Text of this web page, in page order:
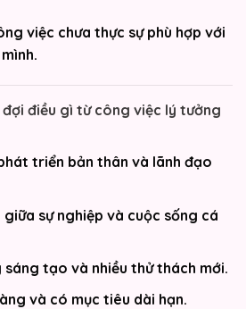
việc chưa thực sự phù hợp với
đợi điều gì từ công việc lý tưởng
triển bản thân và lãnh đạo
giữa sự nghiệp và cuộc sống cá
tạo và nhiều thử thách mới.
và có mục tiêu dài hạn.